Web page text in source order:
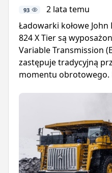
93
2 lata temu
Ładowarki kołowe
824 X Tier są
Variable Transmission
zastępuje tradycyjną
momentu obrotowego.
eksploatację i